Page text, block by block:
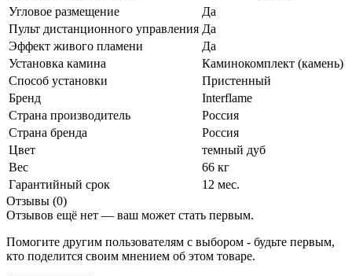
Угловое размещение
Да
Пульт дистанционного управления Да
Эффект живого пламени
Да
Установка камина
Каминокомплект (камень)
Способ установки
Пристенный
Бренд
Interflame
Страна производитель
Россия
Страна бренда
Россия
Цвет
темный дуб
Вес
66 кг
Гарантийный срок
12 мес.
Отзывы (0)
Отзывов ещё нет — ваш может стать первым.
Помогите другим пользователям с выбором - будьте первым,
кто поделится своим мнением об этом товаре.